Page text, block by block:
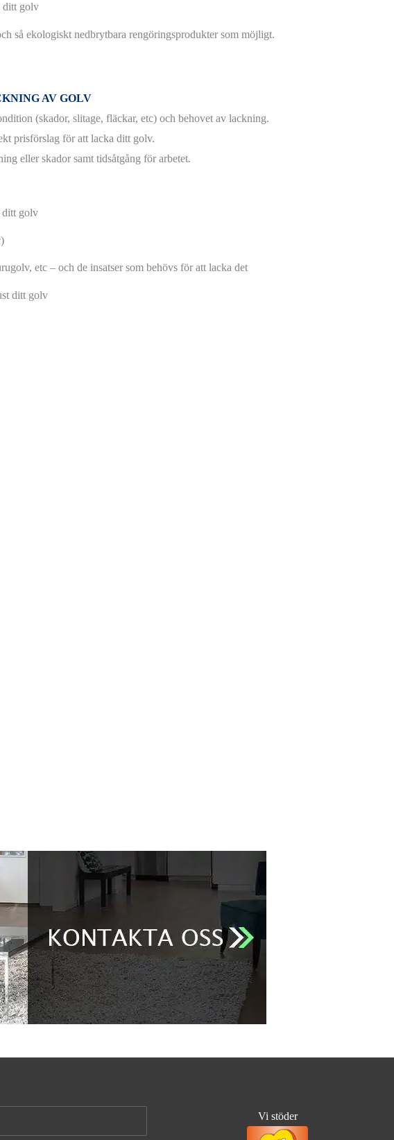
ditt golv
så ekologiskt nedbrytbara rengöringsprodukter som möjligt.
AV GOLV
(skador, slitage, fläckar, etc) och behovet av lackning.
prisförslag för att lacka ditt golv.
eller skador samt tidsåtgång för arbetet.
ditt golv
etc – och de insatser som behövs för att lacka det
ditt golv
Vi stöder